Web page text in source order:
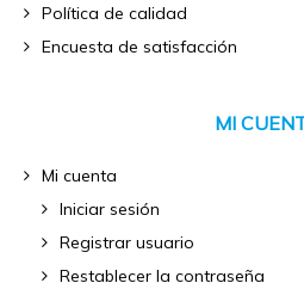
Política de calidad
Encuesta de satisfacción
MI
Mi cuenta
Iniciar sesión
Registrar usuario
Restablecer la contraseña